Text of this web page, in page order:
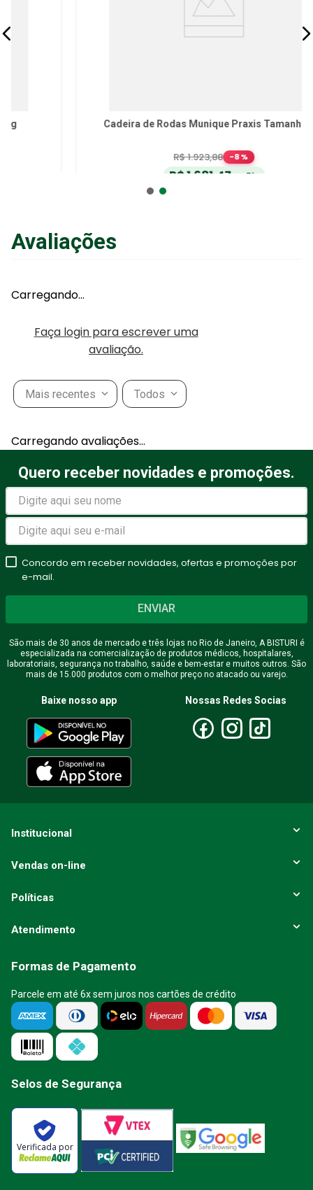
Cadeira de Rodas Munique Praxis Tamanho 18"
-8%
47no Pix
769, 97
Adicionar ao Carrinho
Avaliações
Carregando…
Faça login para escrever uma
avaliação.
Mais recentes Todos
Carregando avaliações…
Quero receber novidades e promoções.
Concordo em receber novidades, ofertas e promoções por
e-mail.
ENVIAR
São mais de 30 anos de mercado e três lojas no Rio de Janeiro, A BISTURI é
especializada na comercialização de produtos médicos, hospitalares,
laboratoriais, segurança no trabalho, saúde e bem-estar e muitos outros. São
mais de 15.000 produtos com o melhor preço no atacado ou varejo.
Baixe nosso app Nossas Redes Socias
Institucional
Vendas on-line
Políticas
Atendimento
Formas de Pagamento
Parcele em até 6x sem juros nos cartões de crédito
Selos de Segurança
Verificada por